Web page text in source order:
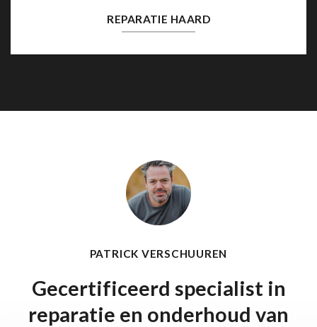
REPARATIE HAARD
PATRICK VERSCHUUREN
Gecertificeerd specialist in
reparatie en onderhoud van